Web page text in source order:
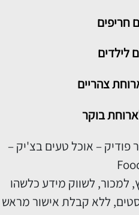
חריפים
לילדים
צהריים
בוקר
פודיק – אוכל טעים בצ'יק –
למכור, לשווק מידע כלשהו
ללא קבלת אישור מראש